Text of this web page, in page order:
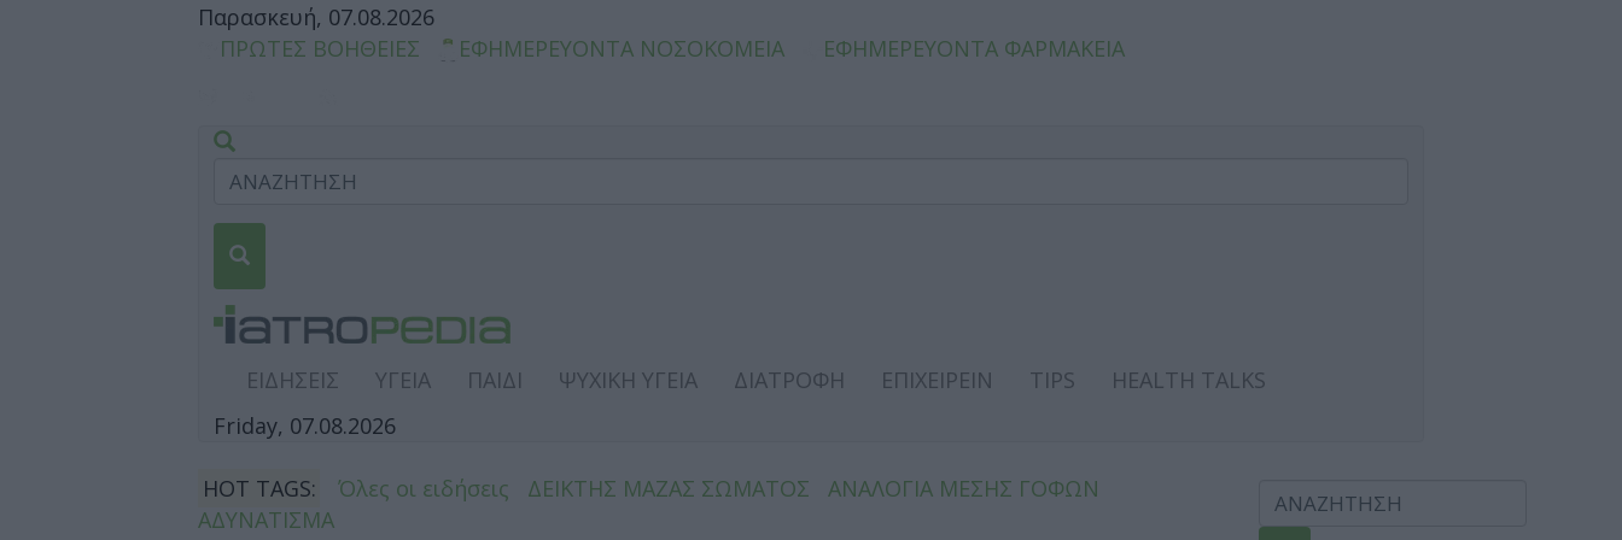
Παρασκευή, 07.08.2026
ΠΡΩΤΕΣ ΒΟΗΘΕΙΕΣ
ΕΦΗΜΕΡΕΥΟΝΤΑ ΝΟΣΟΚΟΜΕΙΑ ΕΦΗΜΕΡΕΥΟΝΤΑ ΦΑΡΜΑΚΕΙΑ
ΕΙΔΗΣΕΙΣ ΥΓΕΙΑ ΠΑΙΔΙ ΨΥΧΙΚΗ ΥΓΕΙΑ ΔΙΑΤΡΟΦΗ ΕΠΙΧΕΙΡΕΙΝ TIPS
HEALTH TALKS
Friday, 07.08.2026
HOT TAGS: Όλες οι ειδήσεις ΔΕΙΚΤΗΣ ΜΑΖΑΣ ΣΩΜΑΤΟΣ
ΑΝΑΛΟΓΙΑ ΜΕΣΗΣ ΓΟΦΩΝ
ΑΔΥΝΑΤΙΣΜΑ